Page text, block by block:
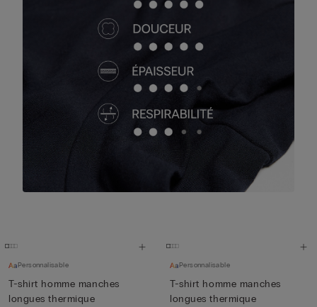
Personnalisable
T-shirt homme manches
longues thermique
Personnalisable
T-shirt homme manches
longues thermique